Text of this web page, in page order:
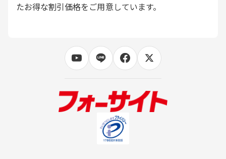
たお得な割引価格をご用意しています。